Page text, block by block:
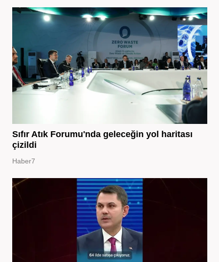
Sıfır Atık Forumu'nda geleceğin yol haritası
çizildi
Haber7